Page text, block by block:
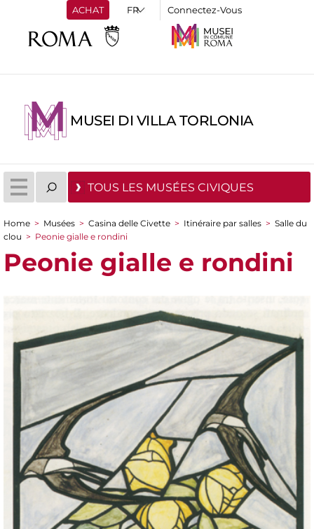
ACHAT Connectez-Vous
MUSEI DI VILLA TORLONIA
TOUS LES MUSÉES CIVIQUES
You are here
Home > Musées > Casina delle Civette > Itinéraire par salles > Salle du
clou > Peonie gialle e rondini
Peonie gialle e rondini